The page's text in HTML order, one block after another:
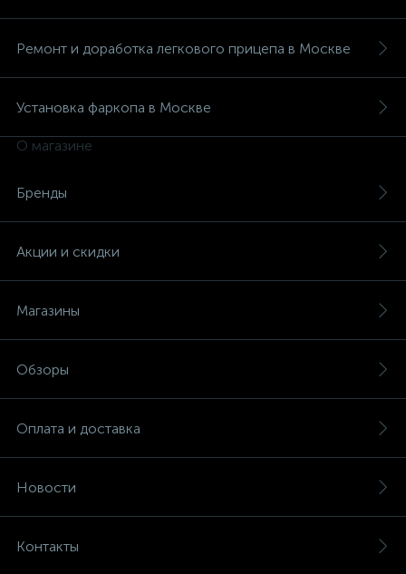
Ремонт и доработка легкового прицепа в Москве
Установка фаркопа в Москве
О магазине
Бренды
Акции и скидки
Магазины
Обзоры
Оплата и доставка
Новости
Контакты